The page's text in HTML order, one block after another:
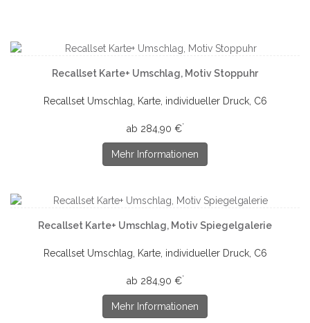
Recallset Karte+ Umschlag, Motiv Stoppuhr
Recallset Umschlag, Karte, individueller Druck, C6
ab 284,90 €*
Mehr Informationen
Recallset Karte+ Umschlag, Motiv Spiegelgalerie
Recallset Umschlag, Karte, individueller Druck, C6
ab 284,90 €*
Mehr Informationen